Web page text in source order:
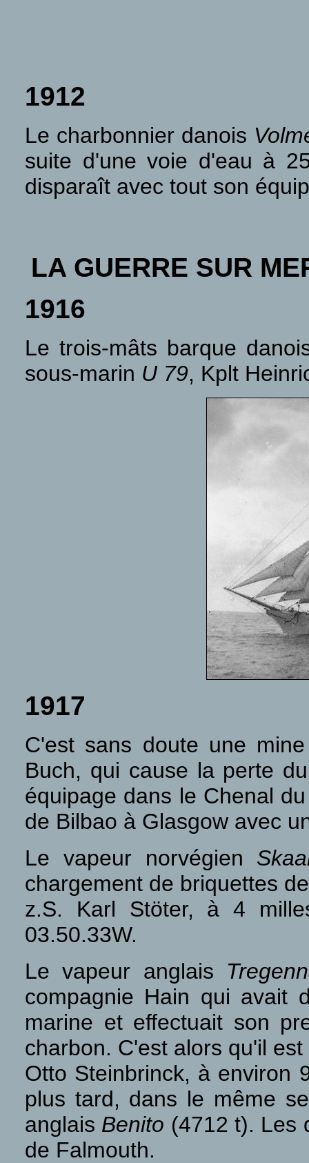
1912
Le charbonnier danois
suite d'une voie d'eau à
disparaît avec tout son
LA GUERRE SUR
1916
Le trois-mâts barque
sous-marin U 79, Kplt
1917
C'est sans doute une
Buch, qui cause la perte
équipage dans le Chenal
de Bilbao à Glasgow avec
Le vapeur norvégien
chargement de briquettes
z.S. Karl Stöter, à 4
03.50.33W.
Le vapeur anglais
compagnie Hain qui avait
marine et effectuait son
charbon. C'est alors qu'il
Otto Steinbrinck, à environ
plus tard, dans le même
anglais Benito (4712 t). Les
de Falmouth.